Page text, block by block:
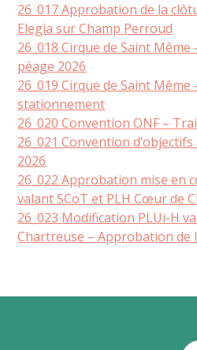
26_017 Approbation de la
Elegia sur Champ Perroud
26_018 Cirque de Saint
péage 2026
26_019 Cirque de Saint Même
stationnement
26_020 Convention ONF –
26_021 Convention
2026
26_022 Approbation mise en
valant SCoT et PLH Cœur de
26_023 Modification PLUi-H
Chartreuse – Approbation de